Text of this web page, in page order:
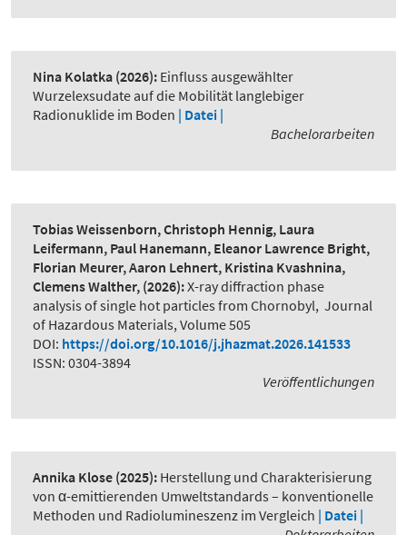
Nina Kolatka (2026): Einfluss ausgewählter
Wurzelexsudate auf die Mobilität langlebiger
Radionuklide im Boden | Datei |
Bachelorarbeiten
Tobias Weissenborn, Christoph Hennig, Laura
Leifermann, Paul Hanemann, Eleanor Lawrence Bright,
Florian Meurer, Aaron Lehnert, Kristina Kvashnina,
Clemens Walther, (2026):X-ray diffraction phase
analysis of single hot particles from Chornobyl, Journal
of Hazardous Materials, Volume 505
DOI: https://doi.org/10.1016/j.jhazmat.2026.141533
ISSN: 0304-3894
Veröffentlichungen
Annika Klose (2025): Herstellung und Charakterisierung
von α-emittierenden Umweltstandards – konventionelle
Methoden und Radiolumineszenz im Vergleich | Datei |